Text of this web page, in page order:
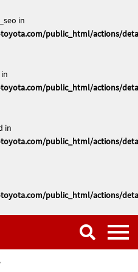
in
public_html/actions/
public_html/actions/
in
public_html/actions/
public_html/actions/